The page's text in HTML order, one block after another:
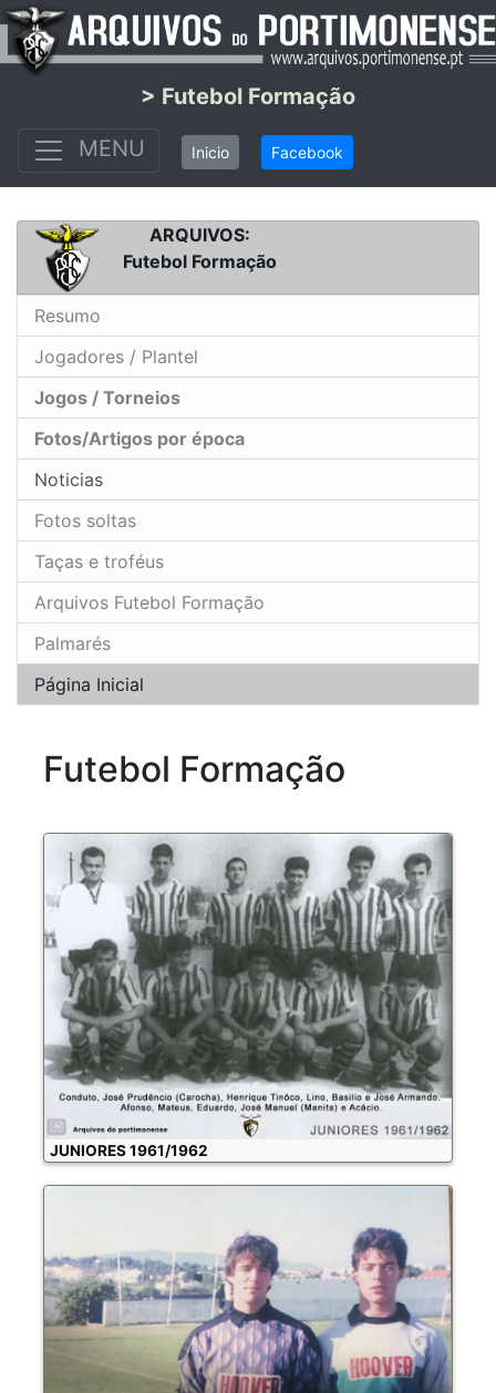
> Futebol Formação
MENU
Inicio Facebook
ARQUIVOS:
Futebol Formação
Resumo
Jogadores / Plantel
Jogos / Torneios
Fotos/Artigos por época
Noticias
Fotos soltas
Taças e troféus
Arquivos Futebol Formação
Palmarés
Página Inicial
Futebol Formação
JUNIORES 1961/1962